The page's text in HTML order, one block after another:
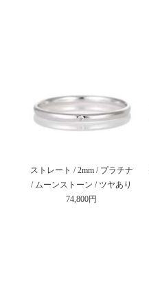
ストレート / 2mm / プラチナ
/ ムーンストーン / ツヤあり
74,800円